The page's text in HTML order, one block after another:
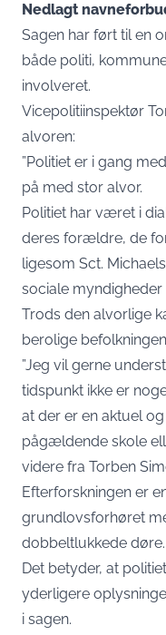
Nedlagt
Sagen har ført til en
både politi,
involveret.
Vicepolitiinspektør
alvoren:
”Politiet er i gang
på med stor alvor.
Politiet har været i
deres forældre, de
ligesom Sct.
sociale myndigheder
Trods den alvorlige
berolige
”Jeg vil gerne
tidspunkt ikke er
at der er en aktuel
pågældende skole
videre fra Torben
Efterforskningen er
grundlovsforhøret
dobbeltlukkede døre.
Det betyder, at
yderligere
i sagen.